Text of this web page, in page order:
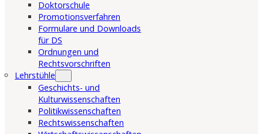
Doktorschule
Promotionsverfahren
Formulare und Downloads
für DS
Ordnungen und
Rechtsvorschriften
Lehrstühle
Geschichts- und
Kulturwissenschaften
Politikwissenschaften
Rechtswissenschaften